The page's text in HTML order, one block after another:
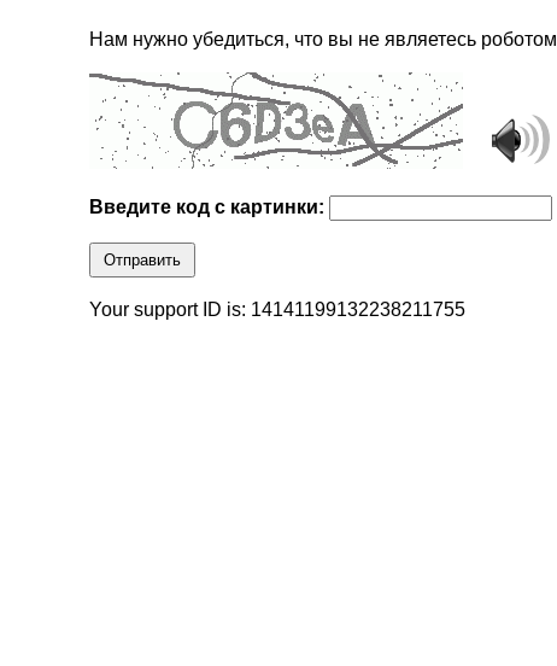
Нам нужно убедиться, что вы не являетесь роботом
Введите код с картинки:
Отправить
Your support ID is: 14141199132238211755